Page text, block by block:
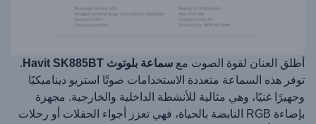
أطلق العنان لقوة الصوت مع سماعة بلوتوث Havit SK885BT
.
توفر هذه السماعة متعددة الاستخدامات صوتًا استريو ديناميكيًا
وجهيرًا غنيًا، وهي مثالية للأنشطة الداخلية والخارجية. مجهزة
بإضاءة RGB النابضة بالحياة، فهي تعزز أجواء الحفلات أو رحلات